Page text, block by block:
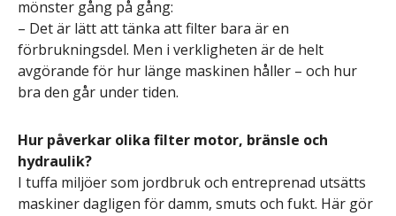
mönster gång på gång:
– Det är lätt att tänka att filter bara är en
förbrukningsdel. Men i verkligheten är de helt
avgörande för hur länge maskinen håller – och hur
bra den går under tiden.
Hur påverkar olika filter motor, bränsle och
hydraulik?
I tuffa miljöer som jordbruk och entreprenad utsätts
maskiner dagligen för damm, smuts och fukt. Här gör